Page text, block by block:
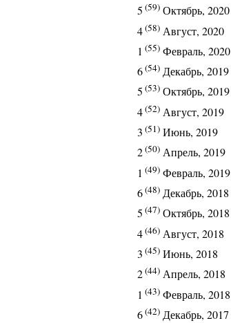
5 (59) Октябрь, 2020
4(58) Август, 2020
1 (55) Февраль, 2020
6(54) Декабрь, 2019
5 (53) Октябрь, 2019
4(52) Август, 2019
3 (51) Июнь, 2019
2(50) Апрель, 2019
1 (49) Февраль, 2019
6(48) Декабрь, 2018
5 (47) Октябрь, 2018
4(46) Август, 2018
3 (45) Июнь, 2018
2(44) Апрель, 2018
1 (43) Февраль, 2018
6(42) Декабрь, 2017